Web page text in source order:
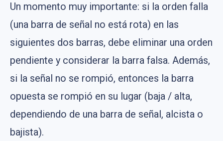
Un momento muy importante: si la orden falla
(una barra de señal no está rota) en las
siguientes dos barras, debe eliminar una orden
pendiente y considerar la barra falsa. Además,
si la señal no se rompió, entonces la barra
opuesta se rompió en su lugar (baja / alta,
dependiendo de una barra de señal, alcista o
bajista).